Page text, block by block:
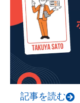
記事を読む